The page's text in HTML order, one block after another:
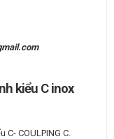
kiểu C inox
COULPING C.